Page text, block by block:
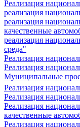
Реализация
реализация
реализация
качественные
реализация
среда"
Реализация
Реализация
Муниципальные
Реализация
Реализация
Реализация
качественные
Реализация